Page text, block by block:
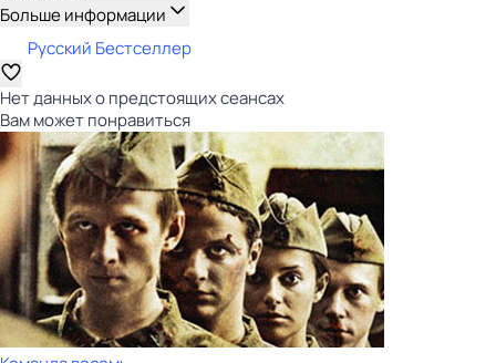
Больше информации
Русский Бестселлер
Нет данных о предстоящих сеансах
Вам может понравиться